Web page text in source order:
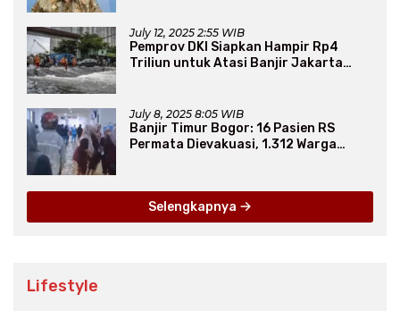
July 12, 2025 2:55 WIB
Pemprov DKI Siapkan Hampir Rp4
Triliun untuk Atasi Banjir Jakarta
July 8, 2025 8:05 WIB
Banjir Timur Bogor: 16 Pasien RS
Permata Dievakuasi, 1.312 Warga
Selengkapnya
Lifestyle